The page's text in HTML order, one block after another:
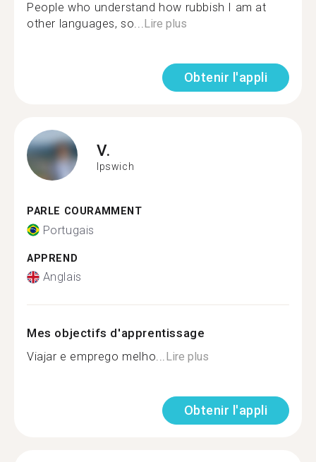
People who understand how rubbish I am at
other languages, so...Lire plus
Obtenir l'appli
V.
Ipswich
PARLE COURAMMENT
Portugais
APPREND
Anglais
Mes objectifs d'apprentissage
Viajar e emprego melho...Lire plus
Obtenir l'appli